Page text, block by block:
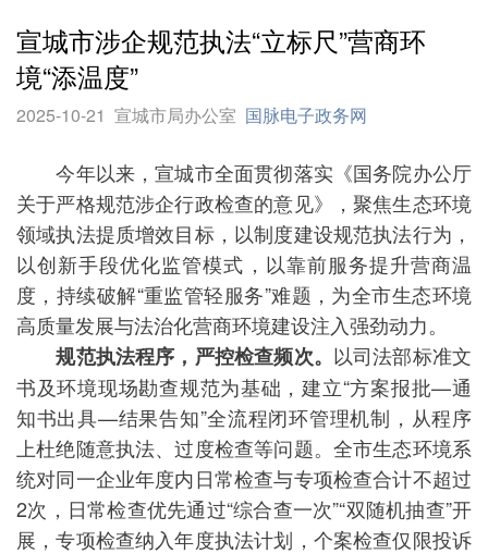
宣城市涉企规范执法“立标尺”营商环
境“添温度”
2025-10-21 宣城市局办公室 国脉电子政务网
今年以来，宣城市全面贯彻落实《国务院办公厅
关于严格规范涉企行政检查的意见》，聚焦生态环境
领域执法提质增效目标，以制度建设规范执法行为，
以创新手段优化监管模式，以靠前服务提升营商温
度，持续破解“重监管轻服务”难题，为全市生态环境
高质量发展与法治化营商环境建设注入强劲动力。
规范执法程序，严控检查频次。 以司法部标准文
书及环境现场勘查规范为基础，建立“方案报批—通
知书出具—结果告知”全流程闭环管理机制，从程序
上杜绝随意执法、过度检查等问题。全市生态环境系
统对同一企业年度内日常检查与专项检查合计不超过
2次，日常检查优先通过“综合查一次”“双随机抽查”开
展，专项检查纳入年度执法计划，个案检查仅限投诉